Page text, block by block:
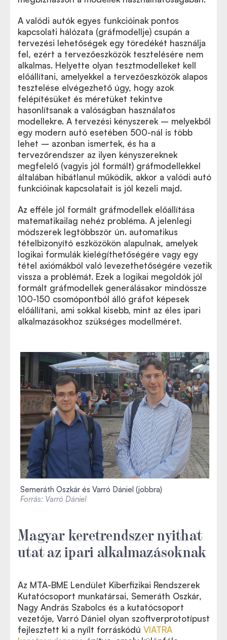
A valódi autók egyes funkcióinak pontos
kapcsolati hálózata (gráfmodellje) csupán a
tervezési lehetőségek egy töredékét használja
fel, ezért a tervezőeszközök tesztelésére nem
alkalmas. Helyette olyan tesztmodelleket kell
előállítani, amelyekkel a tervezőeszközök alapos
tesztelése elvégezhető úgy, hogy azok
felépítésüket és méretüket tekintve
hasonlítsanak a valóságban használatos
modellekre. A tervezési kényszerek – melyekből
egy modern autó esetében 500-nál is több
lehet – azonban ismertek, és ha a
tervezőrendszer az ilyen kényszereknek
megfelelő (vagyis jól formált) gráfmodellekkel
általában hibátlanul működik, akkor a valódi autó
funkcióinak kapcsolatait is jól kezeli majd.
Az efféle jól formált gráfmodellek előállítása
matematikailag nehéz probléma. A jelenlegi
módszerek legtöbbször ún. automatikus
tételbizonyító eszközökön alapulnak, amelyek
logikai formulák kielégíthetőségére vagy egy
tétel axiómákból való levezethetőségére vezetik
vissza a problémát. Ezek a logikai megoldók jól
formált gráfmodellek generálásakor mindössze
100-150 csomópontból álló gráfot képesek
előállítani, ami sokkal kisebb, mint az éles ipari
alkalmazásokhoz szükséges modellméret.
Semeráth Oszkár és Varró Dániel (jobbra)
Forrás: Varró Dániel
Magyar keretrendszer nyithat
utat az ipari alkalmazásoknak
Az MTA-BME Lendület Kiberfizikai Rendszerek
Kutatócsoport munkatársai, Semeráth Oszkár,
Nagy András Szabolcs és a kutatócsoport
vezetője, Varró Dániel olyan szoftverprototípust
fejlesztett ki a nyílt forráskódú VIATRA